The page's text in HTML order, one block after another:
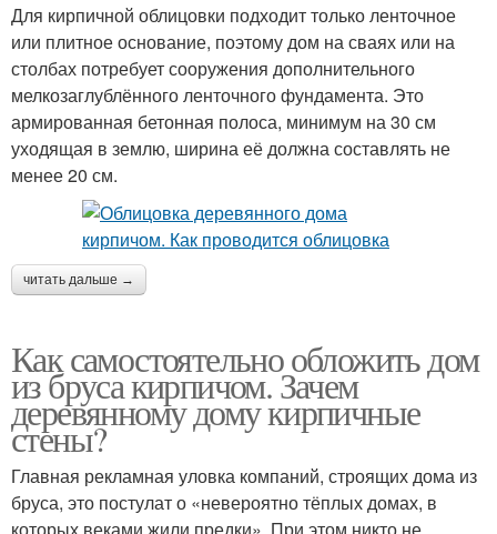
Для кирпичной облицовки подходит только ленточное
или плитное основание, поэтому дом на сваях или на
столбах потребует сооружения дополнительного
мелкозаглублённого ленточного фундамента. Это
армированная бетонная полоса, минимум на 30 см
уходящая в землю, ширина её должна составлять не
менее 20 см.
читать дальше →
Как самостоятельно обложить дом
из бруса кирпичом. Зачем
деревянному дому кирпичные
стены?
Главная рекламная уловка компаний, строящих дома из
бруса, это постулат о «невероятно тёплых домах, в